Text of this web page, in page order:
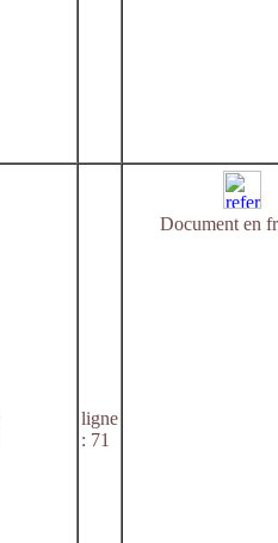
ligne
: 71
Document en